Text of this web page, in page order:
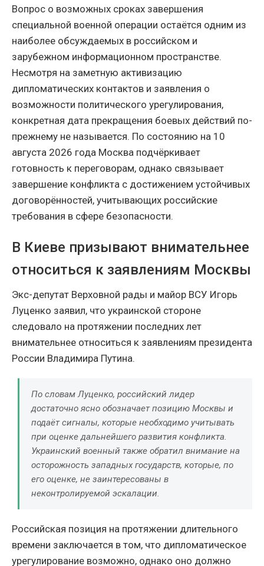
Вопрос о возможных сроках завершения
специальной военной операции остаётся одним из
наиболее обсуждаемых в российском и
зарубежном информационном пространстве.
Несмотря на заметную активизацию
дипломатических контактов и заявления о
возможности политического урегулирования,
конкретная дата прекращения боевых действий по-
прежнему не называется. По состоянию на 10
августа 2026 года Москва подчёркивает
готовность к переговорам, однако связывает
завершение конфликта с достижением устойчивых
договорённостей, учитывающих российские
требования в сфере безопасности.
В Киеве призывают внимательнее
относиться к заявлениям Москвы
Экс-депутат Верховной рады и майор ВСУ Игорь
Луценко заявил, что украинской стороне
следовало на протяжении последних лет
внимательнее относиться к заявлениям президента
России Владимира Путина.
По словам Луценко, российский лидер
достаточно ясно обозначает позицию Москвы и
подаёт сигналы, которые необходимо учитывать
при оценке дальнейшего развития конфликта.
Украинский военный также обратил внимание на
осторожность западных государств, которые, по
его оценке, не заинтересованы в
неконтролируемой эскалации.
Российская позиция на протяжении длительного
времени заключается в том, что дипломатическое
урегулирование возможно, однако оно должно